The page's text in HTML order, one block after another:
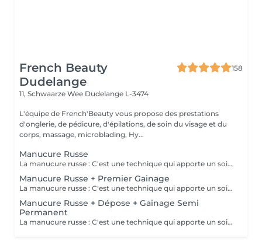
French Beauty
Dudelange
158
11, Schwaarze Wee Dudelange L-3474
L'équipe de French'Beauty vous propose des prestations
d'onglerie, de pédicure, d'épilations, de soin du visage et du
corps, massage, microblading, Hy...
Manucure Russe
La manucure russe : C'est une technique qui apporte un soin complet de l'ongle naturel et des cuticules. Grâce à la manucure russe l'ongle est entièrement nettoyé des peaux et cuticules collés, ce qui apporte un rendu net et durable.
Manucure Russe + Premier Gainage
La manucure russe : C'est une technique qui apporte un soin complet de l'ongle naturel et des cuticules. Grâce à la manucure russe le semi permanent est posé sous la cuticule ce qui permet une repousse invisible de 7 à 12 jours. Cette prestation comprend la manucure russe complète ainsi que la pose renforcée au semi permanent (aucune dépose ne sera faite)
Manucure Russe + Dépose + Gainage Semi
Permanent
La manucure russe : C'est une technique qui apporte un soin complet de l'ongle naturel et des cuticules. Grâce à la manucure russe le semi permanent est posé sous la cuticule ce qui permet une repousse invisible de 7 à 12 jours. Cette prestation comprend la dépose de votre ancienne couleur, la manucure russe complète ainsi que la pose d'un semi permanent renforcé